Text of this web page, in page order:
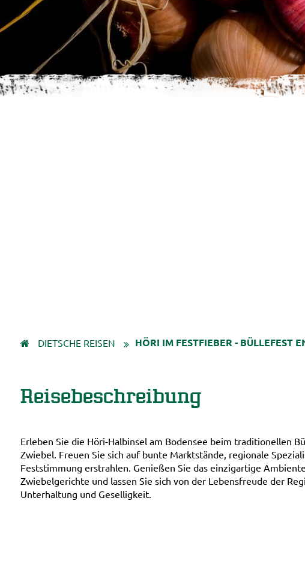
DIETSCHE REISEN HÖRI IM FESTFIEBER - BÜLLEFEST
Reisebeschreibung
Erleben Sie die Höri-Halbinsel am Bodensee beim traditionellen
Zwiebel. Freuen Sie sich auf bunte Marktstände, regionale
Feststimmung erstrahlen. Genießen Sie das einzigartige
Zwiebelgerichte und lassen Sie sich von der Lebensfreude der
Unterhaltung und Geselligkeit.